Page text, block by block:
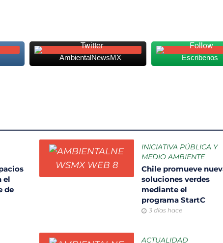
AmbientalNewsMX Escribenos
el
de
INICIATIVA PÚBLICA Y
MEDIO AMBIENTE
Chile promueve
soluciones verdes
mediante el
programa StartC
3 días hace
ACTUALIDAD